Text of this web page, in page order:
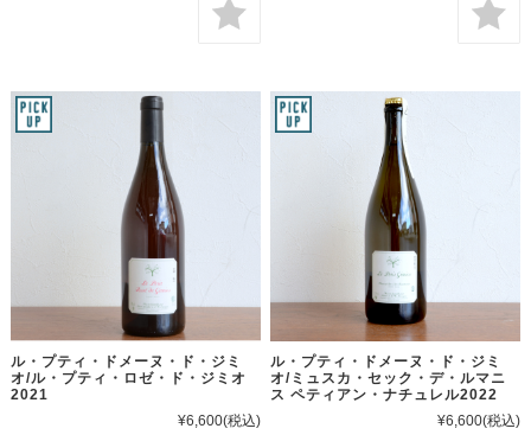
ル・プティ・ドメーヌ・ド・ジミ
オ/ル・プティ・ロゼ・ド・ジミオ
2021
¥6,600(税込)
ル・プティ・ドメーヌ・ド・ジミ
オ/ミュスカ・セック・デ・ルマニ
ス ペティアン・ナチュレル2022
¥6,600(税込)